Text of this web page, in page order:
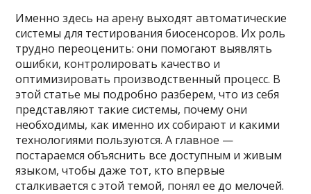
Именно здесь на арену выходят автоматические
системы для тестирования биосенсоров. Их роль
трудно переоценить: они помогают выявлять
ошибки, контролировать качество и
оптимизировать производственный процесс. В
этой статье мы подробно разберем, что из себя
представляют такие системы, почему они
необходимы, как именно их собирают и какими
технологиями пользуются. А главное —
постараемся объяснить все доступным и живым
языком, чтобы даже тот, кто впервые
сталкивается с этой темой, понял ее до мелочей.